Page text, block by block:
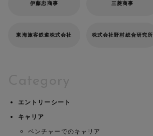
伊藤忠商事 三菱商事
東海旅客鉄道株式会社 株式会社野村総合研究所
エントリーシート
キャリア
ベンチャーでのキャリア